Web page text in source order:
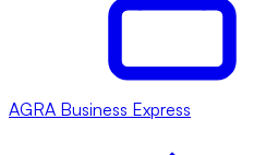
AGRA Business Express